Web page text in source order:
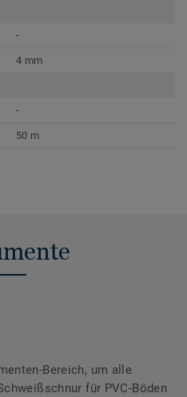
-
4 mm
-
50 m
Bereich, um alle
für PVC-Böden